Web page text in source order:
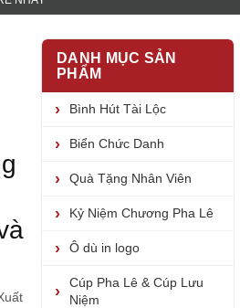
DANH MỤC SẢN
PHẨM
Bình Hút Tài Lộc
Biển Chức Danh
Quà Tặng Nhân Viên
Kỷ Niệm Chương Pha Lê
Ô dù in logo
Cúp Pha Lê & Cúp Lưu
Niệm